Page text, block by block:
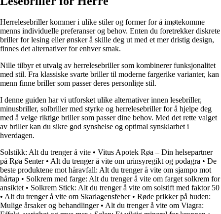
Herrelesebriller kommer i ulike stiler og former for å imøtekomme
menns individuelle preferanser og behov. Enten du foretrekker diskrete
briller for lesing eller ønsker å skille deg ut med et mer dristig design,
finnes det alternativer for enhver smak.
Nille tilbyr et utvalg av herrelesebriller som kombinerer funksjonalitet
med stil. Fra klassiske svarte briller til moderne fargerike varianter, kan
menn finne briller som passer deres personlige stil.
I denne guiden har vi utforsket ulike alternativer innen lesebriller,
minusbriller, solbriller med styrke og herrelesebriller for å hjelpe deg
med å velge riktige briller som passer dine behov. Med det rette valget
av briller kan du sikre god synshelse og optimal synsklarhet i
hverdagen.
Solstikk: Alt du trenger å vite • Vitus Apotek Røa – Din helsepartner
på Røa Senter• Alt du trenger å vite om urinsyregikt og podagra • De
beste produktene mot håravfall: Alt du trenger å vite om sjampo mot
hårtap • Solkrem med farge: Alt du trenger å vite om farget solkrem for
ansiktet • Solkrem Stick: Alt du trenger å vite om solstift med faktor 50
• Alt du trenger å vite om Skarlagensfeber• Røde prikker på huden:
Mulige årsaker og behandlinger• Alt du trenger å vite om Viagra: